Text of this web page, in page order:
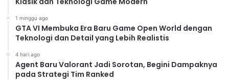
1 minggu ago
GTA VI Membuka Era Baru Game Open World dengan
Teknologi dan Detail yang Lebih Realistis
4 hari ago
Agent Baru Valorant Jadi Sorotan, Begini Dampaknya
pada Strategi Tim Ranked